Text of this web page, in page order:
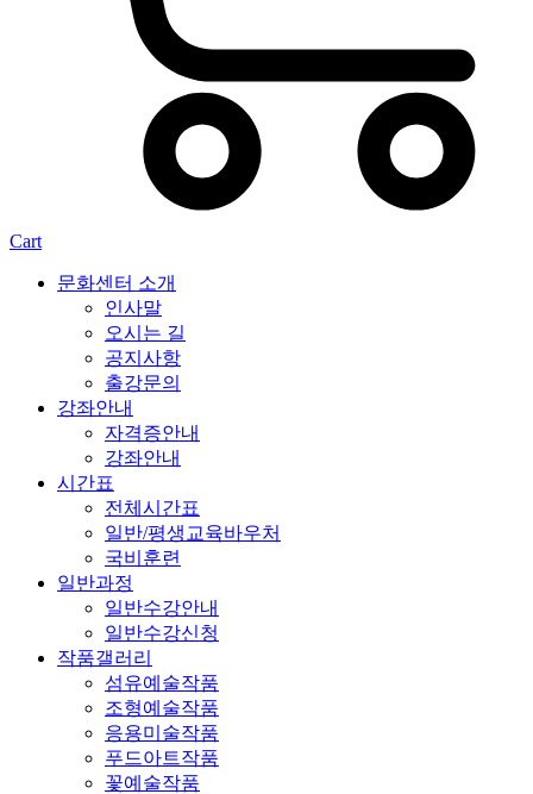
Cart
문화센터 소개
인사말
오시는 길
공지사항
출강문의
강좌안내
자격증안내
강좌안내
시간표
전체시간표
일반/평생교육바우처
국비훈련
일반과정
일반수강안내
일반수강신청
작품갤러리
섬유예술작품
조형예술작품
응용미술작품
푸드아트작품
꽃예술작품